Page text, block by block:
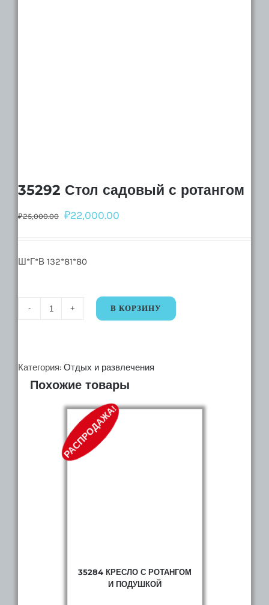
35292 Стол садовый с ротангом
₽25,000.00 ₽22,000.00
Ш*Г*В 132*81*80
Количество
садовый
с
В КОРЗИНУ
Категория: Отдых и развлечения
Похожие товары
РАСПРОДАЖА!
35284 КРЕСЛО С РОТАНГОМ
И ПОДУШКОЙ